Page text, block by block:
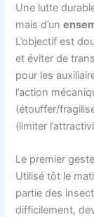
Une lutte
mais d’un
L’objectif est
et éviter de
pour les
l’action
(étouffer/
(limiter
Le premier
Utilisé tôt le
partie des
difficilement,